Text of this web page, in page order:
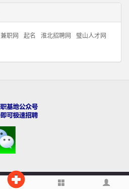
兼职网 起名 淮北招聘网
璧山人才网
京ICP备11022407号-23
↑返回顶